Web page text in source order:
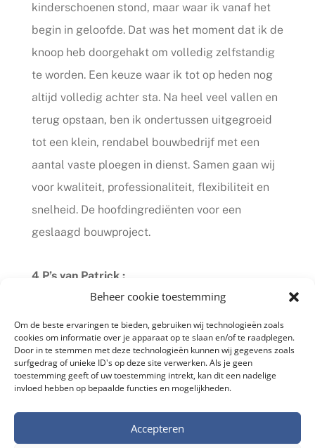
Beheer cookie toestemming
Om de beste ervaringen te bieden, gebruiken wij technologieën zoals
cookies om informatie over je apparaat op te slaan en/of te raadplegen.
Door in te stemmen met deze technologieën kunnen wij gegevens zoals
surfgedrag of unieke ID's op deze site verwerken. Als je geen
toestemming geeft of uw toestemming intrekt, kan dit een nadelige
invloed hebben op bepaalde functies en mogelijkheden.
Accepteren
kinderschoenen stond, maar waar ik vanaf het
begin in geloofde. Dat was het moment dat ik de
knoop heb doorgehakt om volledig zelfstandig
te worden. Een keuze waar ik tot op heden nog
altijd volledig achter sta. Na heel veel vallen en
terug opstaan, ben ik ondertussen uitgegroeid
tot een klein, rendabel bouwbedrijf met een
aantal vaste ploegen in dienst. Samen gaan wij
voor kwaliteit, professionaliteit, flexibiliteit en
snelheid. De hoofdingrediënten voor een
geslaagd bouwproject.
4 P’s van Patrick :
Persoonlijk contact– De plannen worden altijd
rechtstreeks met Patrick besproken. Hij staat in
voor de coördinatie van het gehele bouwproject
en stuurt de vakkundige uitvoering van zijn
teams aan.
Professionaliteit– de teams bestaan steeds uit
medewerkers met de juiste expertise die